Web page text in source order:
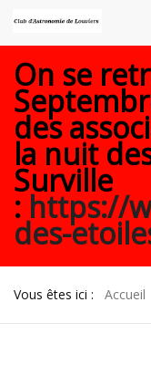
On se
des
la nuit
Surville
: https://
des-
Vous êtes ici : Accueil